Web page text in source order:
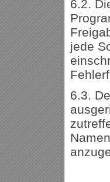
6.2.
jede
6.3.